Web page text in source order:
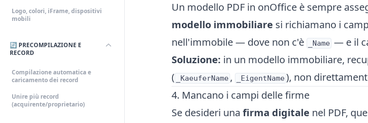
Logo, colori, iFrame, dispositivi
mobili
🔄 PRECOMPILAZIONE E
RECORD
Compilazione automatica e
caricamento dei record
Unire più record
(acquirente/proprietario)
Un modello PDF in onOffice è sempre
modello immobiliare si richiamano i
nell'immobile — dove non c'è
_Name — e il
Soluzione: in un modello immobiliare,
(
_KaeuferName , _EigentName), non
4. Mancano i campi delle firme
Se desideri una firma digitale nel PDF,